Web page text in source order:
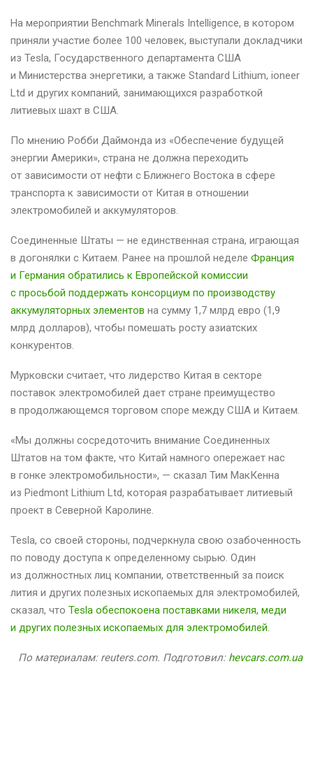
На мероприятии Benchmark Minerals Intelligence, в котором
приняли участие более 100 человек, выступали докладчики
из Tesla, Государственного департамента США
и Министерства энергетики, а также Standard Lithium, ioneer
Ltd и других компаний, занимающихся разработкой
литиевых шахт в США.
По мнению Робби Даймонда из «Обеспечение будущей
энергии Америки», страна не должна переходить
от зависимости от нефти с Ближнего Востока в сфере
транспорта к зависимости от Китая в отношении
электромобилей и аккумуляторов.
Соединенные Штаты — не единственная страна, играющая
в догонялки с Китаем. Ранее на прошлой неделе Франция
и Германия обратились к Европейской комиссии
с просьбой поддержать консорциум по производству
аккумуляторных элементов на сумму 1,7 млрд евро (1,9
млрд долларов), чтобы помешать росту азиатских
конкурентов.
Мурковски считает, что лидерство Китая в секторе
поставок электромобилей дает стране преимущество
в продолжающемся торговом споре между США и Китаем.
«Мы должны сосредоточить внимание Соединенных
Штатов на том факте, что Китай намного опережает нас
в гонке электромобильности», — сказал Тим МакКенна
из Piedmont Lithium Ltd, которая разрабатывает литиевый
проект в Северной Каролине.
Tesla, со своей стороны, подчеркнула свою озабоченность
по поводу доступа к определенному сырью. Один
из должностных лиц компании, ответственный за поиск
лития и других полезных ископаемых для электромобилей,
сказал, что Tesla обеспокоена поставками никеля, меди
и других полезных ископаемых для электромобилей.
По материалам: reuters.com. Подготовил: hevcars.com.ua